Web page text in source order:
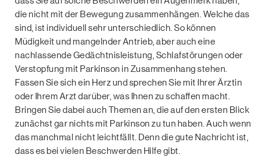
die nicht mit der Bewegung zusammenhängen. Welche das
sind, ist individuell sehr unterschiedlich. So können
Müdigkeit und mangelnder Antrieb, aber auch eine
nachlassende Gedächtnisleistung, Schlafstörungen oder
Verstopfung mit Parkinson in Zusammenhang stehen.
Fassen Sie sich ein Herz und sprechen Sie mit Ihrer Ärztin
oder Ihrem Arzt darüber, was Ihnen zu schaﬀen macht.
Bringen Sie dabei auch Themen an, die auf den ersten Blick
zunächst gar nichts mit Parkinson zu tun haben. Auch wenn
das manchmal nicht leichtfällt. Denn die gute Nachricht ist,
dass es bei vielen Beschwerden Hilfe gibt.